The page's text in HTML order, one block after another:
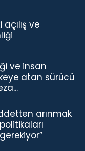
ve
ve insan
atan sürücü
arınmak